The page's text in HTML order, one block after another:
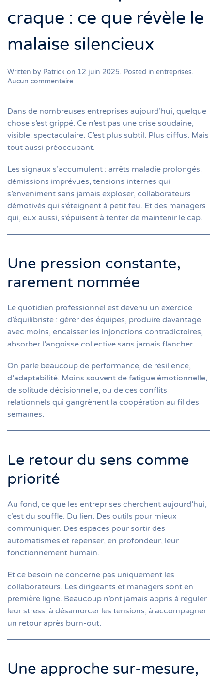
craque : ce que révèle le
malaise silencieux
Written by Patrick on 12 juin 2025. Posted in entreprises.
Aucun commentairesur
craque
ce
que
révèle
le
silencieux
Dans de nombreuses entreprises aujourd’hui, quelque
chose s’est grippé. Ce n’est pas une crise soudaine,
visible, spectaculaire. C’est plus subtil. Plus diffus. Mais
tout aussi préoccupant.
Les signaux s’accumulent : arrêts maladie prolongés,
démissions imprévues, tensions internes qui
s’enveniment sans jamais exploser, collaborateurs
démotivés qui s’éteignent à petit feu. Et des managers
qui, eux aussi, s’épuisent à tenter de maintenir le cap.
Une pression constante,
rarement nommée
Le quotidien professionnel est devenu un exercice
d’équilibriste : gérer des équipes, produire davantage
avec moins, encaisser les injonctions contradictoires,
absorber l’angoisse collective sans jamais flancher.
On parle beaucoup de performance, de résilience,
d’adaptabilité. Moins souvent de fatigue émotionnelle,
de solitude décisionnelle, ou de ces conflits
relationnels qui gangrènent la coopération au fil des
semaines.
Le retour du sens comme
priorité
Au fond, ce que les entreprises cherchent aujourd’hui,
c’est du souffle. Du lien. Des outils pour mieux
communiquer. Des espaces pour sortir des
automatismes et repenser, en profondeur, leur
fonctionnement humain.
Et ce besoin ne concerne pas uniquement les
collaborateurs. Les dirigeants et managers sont en
première ligne. Beaucoup n’ont jamais appris à réguler
leur stress, à désamorcer les tensions, à accompagner
un retour après burn-out.
Une approche sur-mesure,